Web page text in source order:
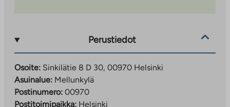
harrastusmahdollisuuksia.Perustiedot
Osoite: Sinkilätie 8 D 30, 00970 Helsinki
Asuinalue: Mellunkylä
Postinumero: 00970
Postitoimipaikka: Helsinki